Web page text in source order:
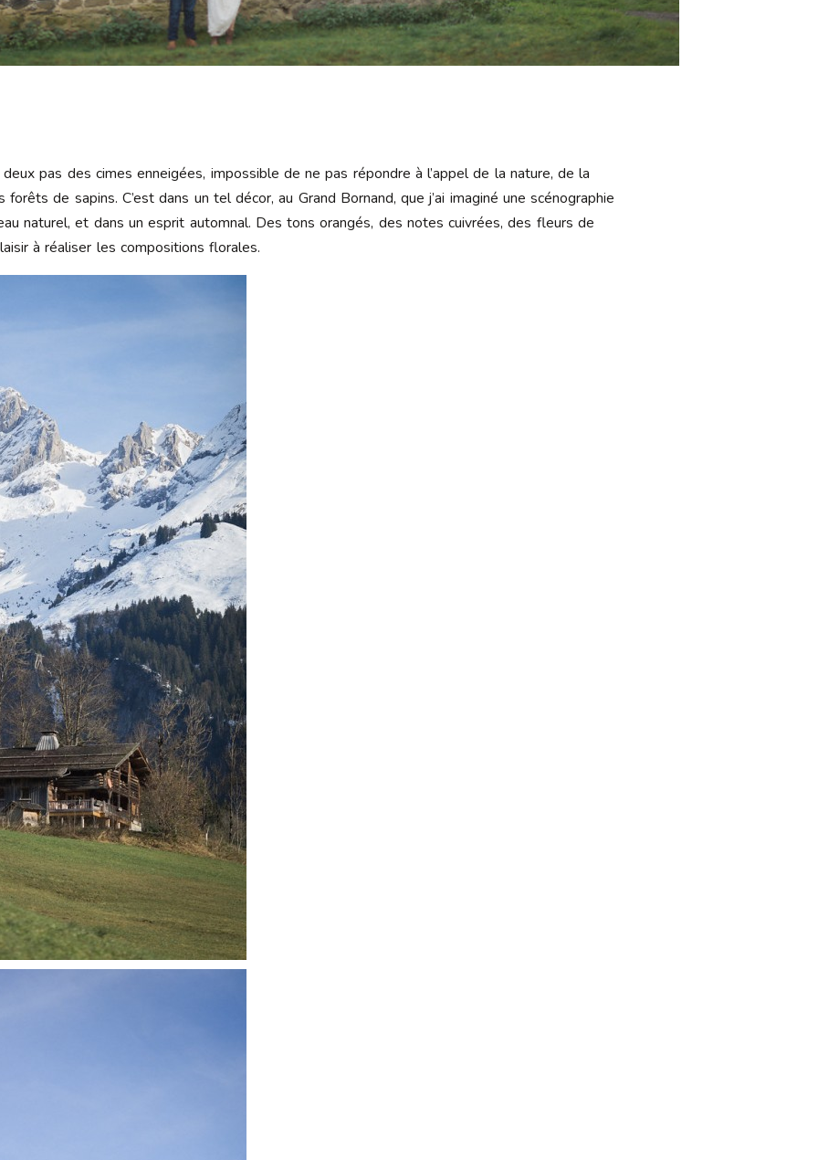
deux pas des cimes enneigées, impossible de ne pas répondre à l’appel de la nature, de la
de sapins. C’est dans un tel décor, au Grand Bornand, que j’ai imaginé une scénographie
naturel, et dans un esprit automnal. Des tons orangés, des notes cuivrées, des fleurs de
à réaliser les compositions florales.